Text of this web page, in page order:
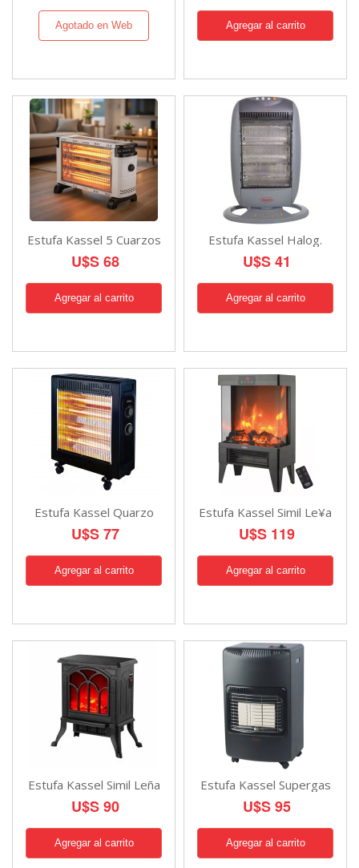
Agotado en Web
Estufa Kassel 5 Cuarzos
U$S 68
Estufa Kassel Halog.
U$S 41
Estufa Kassel Quarzo
U$S 77
Estufa Kassel Simil Le¥a
U$S 119
Estufa Kassel Simil Leña
U$S 90
Estufa Kassel Supergas
U$S 95